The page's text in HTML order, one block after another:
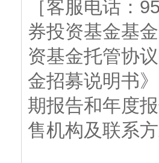
［客服电话
券投资基金基
资基金托管协
金招募说明书
期报告和年
售机构及联